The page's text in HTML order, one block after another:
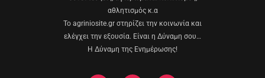
αθλητισμός κ.α
Το agriniosite.gr στηρίζει την κοινωνία και
ελέγχει την εξουσία. Είναι η Δύναμη σου…
Η Δύναμη της Ενημέρωσης!